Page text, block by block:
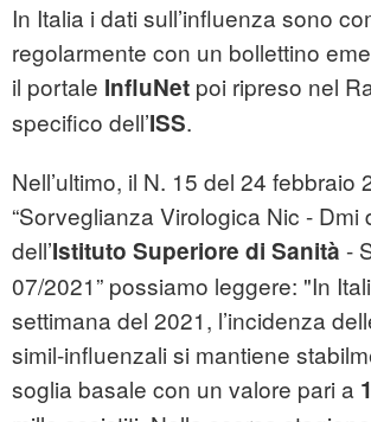
In Italia i dati sull’influenza sono
regolarmente con un bollettino
il portale InfluNet poi ripreso nel
specifico dell’ISS.
Nell’ultimo, il N. 15 del 24 febbraio
“Sorveglianza Virologica Nic - Dmi
dell’Istituto Superiore di Sanità -
07/2021” possiamo leggere: "In
settimana del 2021, l’incidenza
simil-influenzali si mantiene
soglia basale con un valore pari a